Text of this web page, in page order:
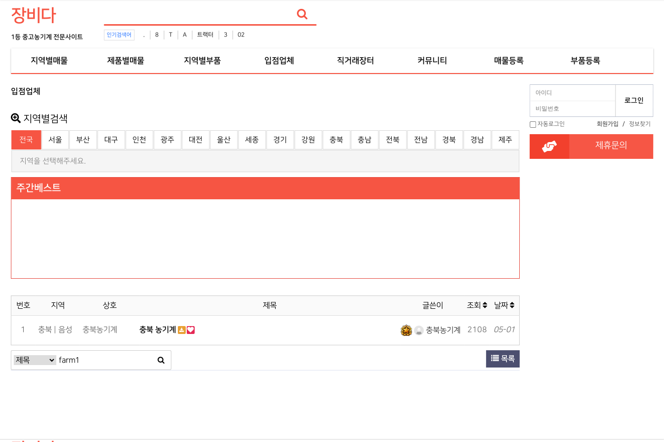
장비다
1등 중고농기계 전문사이트 인기검색어 . 8 T A 트랙터 3 02
지역별매물 제품별매물 지역별부품 입점업체 직거래장터 커뮤니티 매물등록 부품등록
입점업체
지역별검색
전국 서울 부산 대구 인천 광주 대전 울산 세종 경기 강원 충북 충남 전북 전남 경북 경남 제주
지역을 선택해주세요.
주간베스트
번호 지역 상호 제목 글쓴이 조회 날짜
1 충북 | 음성 충북농기계 충북 농기계 충북농기계 2108 05-01
목록
자동로그인 회원가입 / 정보찾기
제휴문의